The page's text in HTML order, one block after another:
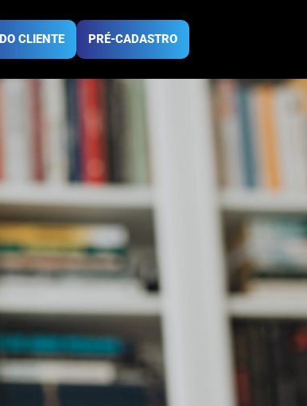
CLIENTE PRÉ-CADASTRO
o seu